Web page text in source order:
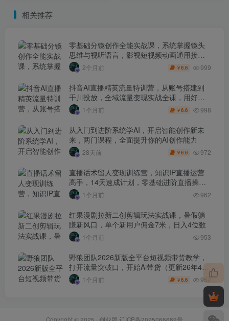
相关推荐
零基础分镜创作全能实战课，系统掌握镜头
思维与视听语言，影视短视频动画通用接单
技能2个月前 ￥6.6 999
抖音AI直播精英流量特训营，从账号搭建到
千川投放，全域流量变现实战全课，用好工
具让賺钱更简单
1个月前 ￥6.6 998
从入门到进阶系统学AI，开启智能创作新未
来，两门课程，全面提升你的AI创作能力
28天前 ￥6.6 972
直播话术留人变现训练营，知识IP直播运营
高手，14天速成计划，零基础进阶直播操盘
手
1个月前 962
红果漫剧拉新二创剪辑玩法实战课，暑假躺
賺新风口，单个新用户佣金7米，日入4位数
1个月前 953
野狼团队2026新版全平台短视频带货教学，
打开流量突破口，开始Ai带货（更新26年4月
25日）1个月前 ￥6.6 952
Copyright © 2025 · 创业团 辽ICP备2025066689号